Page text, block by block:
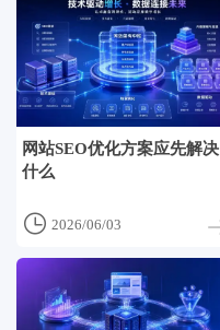
网站SEO优化方案应先解决
什么
 2026/06/03